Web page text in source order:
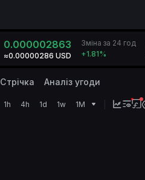
0.000002863
≈0.00000286 USD
Зміна за 24 год
+1.81%
Стрічка Аналіз угоди
1h 4h 1d 1w 1M